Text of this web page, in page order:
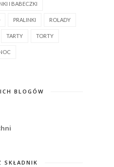
I BABECZKI
PRALINKI ROLADY
TARTY TORTY
BLOGÓW
SKŁADNIK